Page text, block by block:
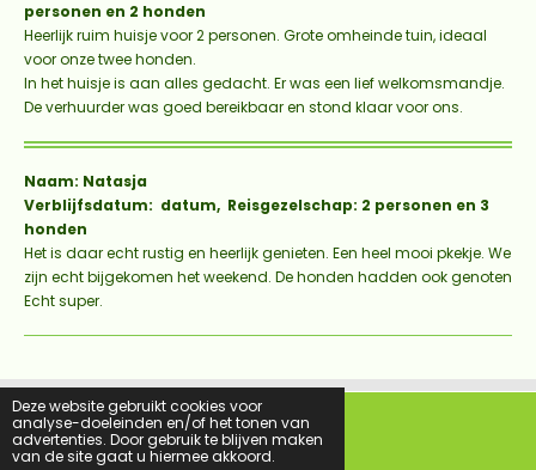
Deze website gebruikt cookies voor
analyse-doeleinden en/of het tonen van
advertenties. Door gebruik te blijven maken
van de site gaat u hiermee akkoord.
personen en 2 honden
Heerlijk ruim huisje voor 2 personen. Grote omheinde tuin, ideaal
voor onze twee honden.
In het huisje is aan alles gedacht. Er was een lief welkomsmandje.
De verhuurder was goed bereikbaar en stond klaar voor ons.
Naam: Natasja
Verblijfsdatum: datum, Reisgezelschap: 2 personen en 3
honden
Het is daar echt rustig en heerlijk genieten. Een heel mooi pkekje. We
zijn echt bijgekomen het weekend. De honden hadden ook genoten
Echt super.
F
I